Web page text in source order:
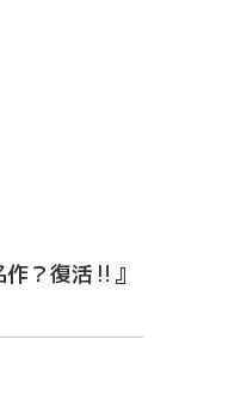
？復活‼』